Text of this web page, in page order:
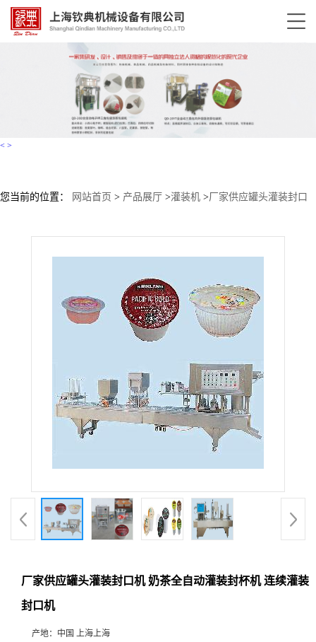
< >
您当前的位置： 网站首页 > 产品展厅 >灌装机 >厂家供应罐头灌装封口
厂家供应罐头灌装封口机 奶茶全自动灌装封杯机 连续灌装
封口机
产地： 中国 上海上海